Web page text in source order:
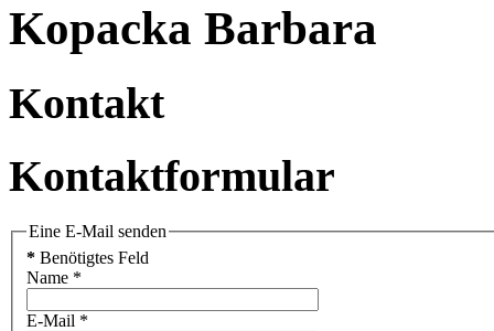
Kopacka Barbara
Kontakt
Kontaktformular
Eine E-Mail senden
* Benötigtes Feld
Name *
E-Mail *